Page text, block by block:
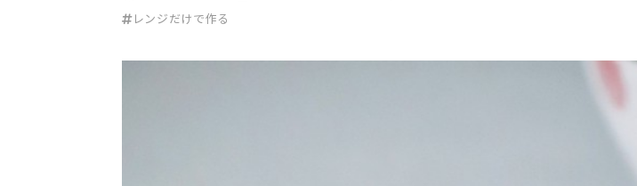
レンジだけで作る